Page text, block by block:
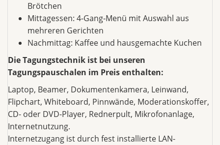
Brötchen
Mittagessen: 4-Gang-Menü mit Auswahl aus
mehreren Gerichten
Nachmittag: Kaffee und hausgemachte Kuchen
Die Tagungstechnik ist bei unseren
Tagungspauschalen im Preis enthalten:
Laptop, Beamer, Dokumentenkamera, Leinwand,
Flipchart, Whiteboard, Pinnwände, Moderationskoffer,
CD- oder DVD-Player, Rednerpult, Mikrofonanlage,
Internetnutzung.
Internetzugang ist durch fest installierte LAN-